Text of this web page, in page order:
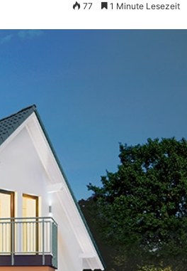
77 1 Minute Lesezeit